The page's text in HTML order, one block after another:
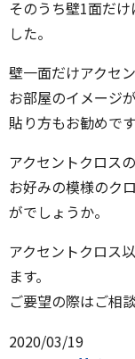
そのうち壁1面だ
した。
壁一面だけアクセ
お部屋のイメージ
貼り方もお勧めです
アクセントクロス
お好みの模様のク
がでしょうか。
アクセントクロス
ます。
ご要望の際はご相
2020/03/19